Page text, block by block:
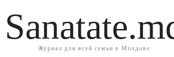
Журнал для всей семьи в Молдове